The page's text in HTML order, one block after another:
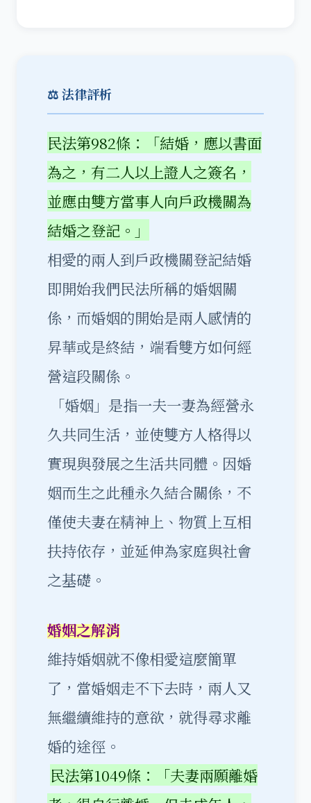
⚖️ 法律評析
民法第982條：「結婚，應以書面
為之，有二人以上證人之簽名，
並應由雙方當事人向戶政機關為
結婚之登記。」
相愛的兩人到戶政機關登記結婚
即開始我們民法所稱的婚姻關
係，而婚姻的開始是兩人感情的
昇華或是終結，端看雙方如何經
營這段關係。
「婚姻」是指一夫一妻為經營永
久共同生活，並使雙方人格得以
實現與發展之生活共同體。因婚
姻而生之此種永久結合關係，不
僅使夫妻在精神上、物質上互相
扶持依存，並延伸為家庭與社會
之基礎。
婚姻之解消
維持婚姻就不像相愛這麼簡單
了，當婚姻走不下去時，兩人又
無繼續維持的意欲，就得尋求離
婚的途徑。
民法第1049條：「夫妻兩願離婚